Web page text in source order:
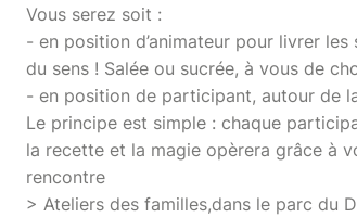
Vous serez soit :
- en position d’animateur pour livrer
du sens ! Salée ou sucrée, à vous de
- en position de participant, autour de
Le principe est simple : chaque
la recette et la magie opèrera grâce à
rencontre
> Ateliers des familles,dans le parc du